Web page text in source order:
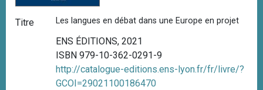
Titre Les langues en débat dans une Europe en projet
ENS ÉDITIONS, 2021
ISBN 979-10-362-0291-9
http://catalogue-editions.ens-lyon.fr/fr/livre/?
GCOI=29021100186470